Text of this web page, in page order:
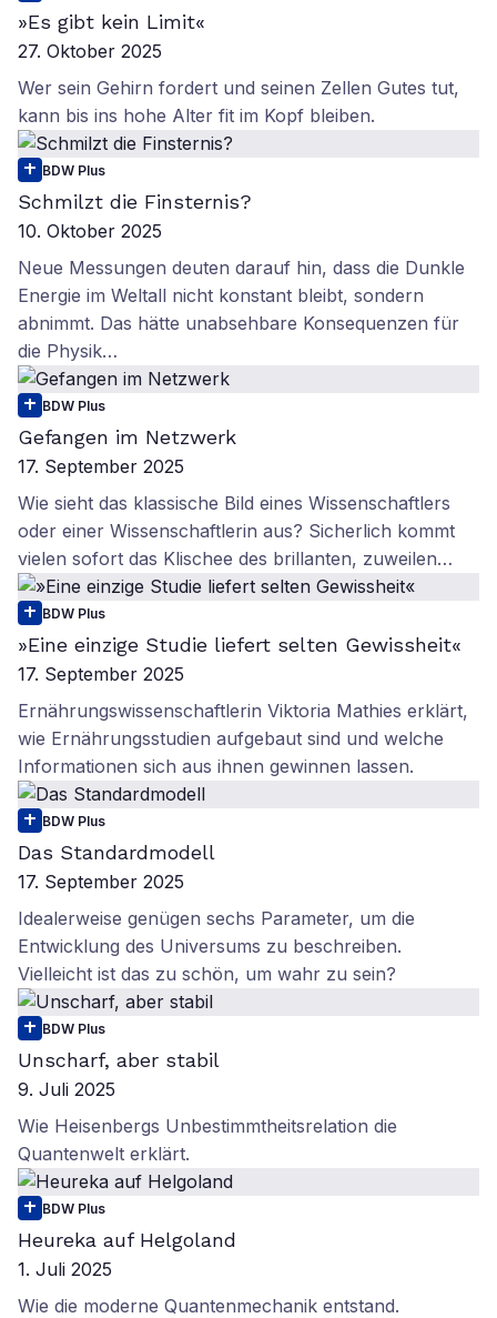
»Es gibt kein Limit«
27. Oktober 2025
Wer sein Gehirn fordert und seinen Zellen Gutes tut,
kann bis ins hohe Alter fit im Kopf bleiben.
BDW Plus
Schmilzt die Finsternis?
10. Oktober 2025
Neue Messungen deuten darauf hin, dass die Dunkle
Energie im Weltall nicht konstant bleibt, sondern
abnimmt. Das hätte unabsehbare Konsequenzen für
die Physik…
BDW Plus
Gefangen im Netzwerk
17. September 2025
Wie sieht das klassische Bild eines Wissenschaftlers
oder einer Wissenschaftlerin aus? Sicherlich kommt
vielen sofort das Klischee des brillanten, zuweilen…
BDW Plus
»Eine einzige Studie liefert selten Gewissheit«
17. September 2025
Ernährungswissenschaftlerin Viktoria Mathies erklärt,
wie Ernährungsstudien aufgebaut sind und welche
Informationen sich aus ihnen gewinnen lassen.
BDW Plus
Das Standardmodell
17. September 2025
Idealerweise genügen sechs Parameter, um die
Entwicklung des Universums zu beschreiben.
Vielleicht ist das zu schön, um wahr zu sein?
BDW Plus
Unscharf, aber stabil
9. Juli 2025
Wie Heisenbergs Unbestimmtheitsrelation die
Quantenwelt erklärt.
BDW Plus
Heureka auf Helgoland
1. Juli 2025
Wie die moderne Quantenmechanik entstand.